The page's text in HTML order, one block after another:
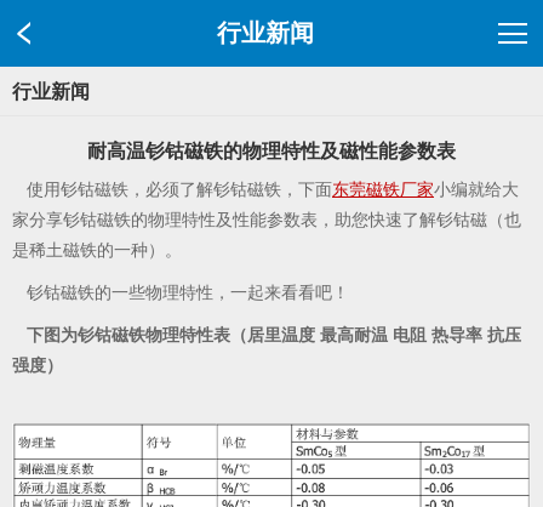
行业新闻
行业新闻
耐高温钐钴磁铁的物理特性及磁性能参数表
使用钐钴磁铁，必须了解钐钴磁铁，下面东莞磁铁厂家小编就给大
家分享钐钴磁铁的物理特性及性能参数表，助您快速了解钐钴磁（也
是稀土磁铁的一种）。
钐钴磁铁的一些物理特性，一起来看看吧！
下图为钐钴磁铁物理特性表（居里温度 最高耐温 电阻 热导率 抗压
强度）